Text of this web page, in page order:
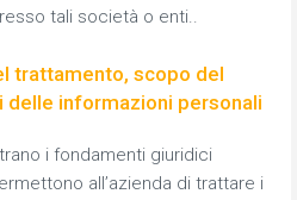
tali società o enti..
trattamento, scopo del
informazioni personali
i fondamenti giuridici
all’azienda di trattare i